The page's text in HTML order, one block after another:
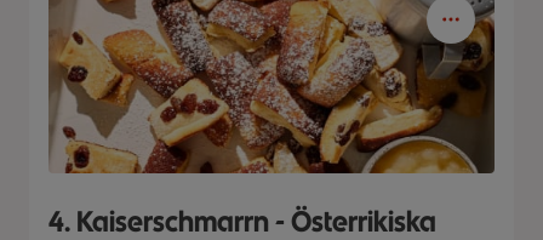
4. Kaiserschmarrn - Österrikiska